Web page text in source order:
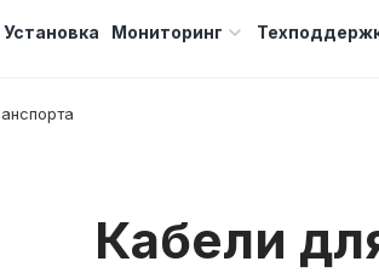
Установка Мониторинг
Кабели